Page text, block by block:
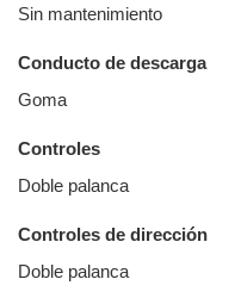
Sin mantenimiento
Conducto de descarga
Goma
Controles
Doble palanca
Controles de dirección
Doble palanca